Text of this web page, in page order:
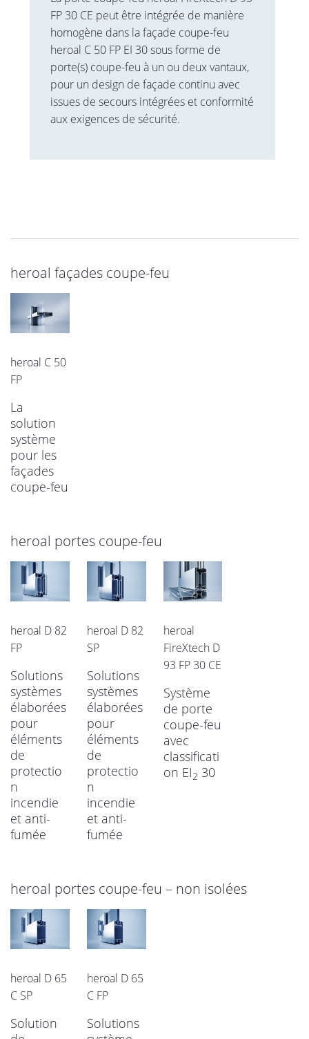
FP 30 CE peut être intégrée de manière
homogène dans la façade coupe-feu
heroal C 50 FP EI 30 sous forme de
porte(s) coupe-feu à un ou deux vantaux,
pour un design de façade continu avec
issues de secours intégrées et conformité
aux exigences de sécurité.
heroal façades coupe-feu
heroal C 50
FP
La
solution
système
pour les
façades
coupe-feu
heroal portes coupe-feu
heroal D 82
FP
Solutions
systèmes
élaborées
pour
éléments
de
protectio
n
incendie
et anti-
fumée
heroal D 82
SP
Solutions
systèmes
élaborées
pour
éléments
de
protectio
n
incendie
et anti-
fumée
heroal
FireXtech D
93 FP 30 CE
Système
de porte
coupe-feu
avec
classificati
on EI2 30
heroal portes coupe-feu – non isolées
heroal D 65
C SP
Solution
heroal D 65
C FP
Solutions